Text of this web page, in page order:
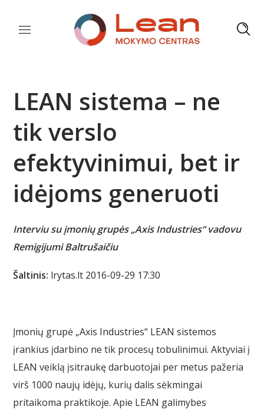
LEAN sistema – ne
tik verslo
efektyvinimui, bet ir
idėjoms generuoti
Interviu su įmonių grupės „Axis Industries“ vadovu
Remigijumi Baltrušaičiu
Šaltinis: lrytas.lt 2016-09-29 17:30
Įmonių grupė „Axis Industries“ LEAN sistemos
įrankius įdarbino ne tik procesų tobulinimui. Aktyviai į
LEAN veiklą įsitraukę darbuotojai per metus pažeria
virš 1000 naujų idėjų, kurių dalis sėkmingai
pritaikoma praktikoje. Apie LEAN galimybes